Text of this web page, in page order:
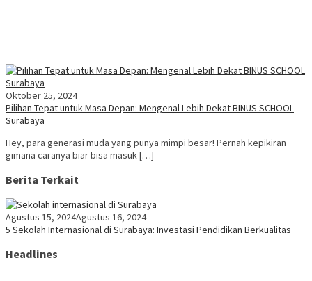
Oktober 25, 2024
Pilihan Tepat untuk Masa Depan: Mengenal Lebih Dekat BINUS SCHOOL
Surabaya
Hey, para generasi muda yang punya mimpi besar! Pernah kepikiran
gimana caranya biar bisa masuk […]
Berita Terkait
Agustus 15, 2024Agustus 16, 2024
5 Sekolah Internasional di Surabaya: Investasi Pendidikan Berkualitas
Headlines